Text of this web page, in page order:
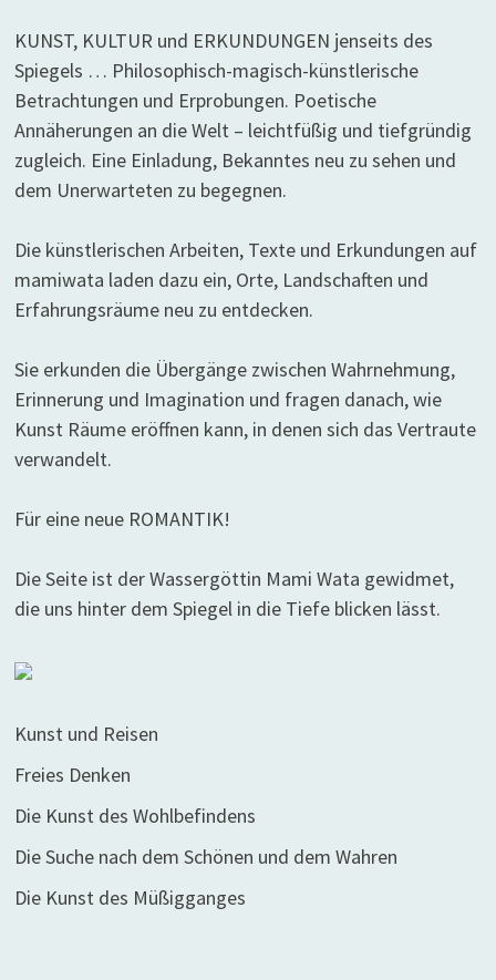
KUNST, KULTUR und ERKUNDUNGEN jenseits des
Spiegels … Philosophisch-magisch-künstlerische
Betrachtungen und Erprobungen. Poetische
Annäherungen an die Welt – leichtfüßig und tiefgründig
zugleich. Eine Einladung, Bekanntes neu zu sehen und
dem Unerwarteten zu begegnen.
Die künstlerischen Arbeiten, Texte und Erkundungen auf
mamiwata laden dazu ein, Orte, Landschaften und
Erfahrungsräume neu zu entdecken.
Sie erkunden die Übergänge zwischen Wahrnehmung,
Erinnerung und Imagination und fragen danach, wie
Kunst Räume eröffnen kann, in denen sich das Vertraute
verwandelt.
Für eine neue ROMANTIK!
Die Seite ist der Wassergöttin Mami Wata gewidmet,
die uns hinter dem Spiegel in die Tiefe blicken lässt.
Kunst und Reisen
Freies Denken
Die Kunst des Wohlbefindens
Die Suche nach dem Schönen und dem Wahren
Die Kunst des Müßigganges